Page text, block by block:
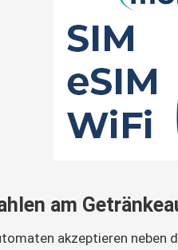
am
akzeptieren neben